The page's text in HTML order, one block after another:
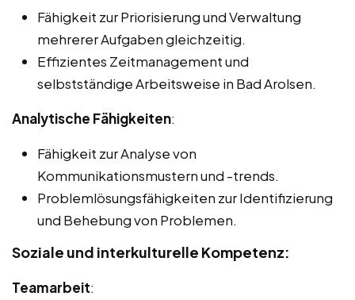
Fähigkeit zur Priorisierung und Verwaltung
mehrerer Aufgaben gleichzeitig.
Effizientes Zeitmanagement und
selbstständige Arbeitsweise in Bad Arolsen.
Analytische Fähigkeiten:
Fähigkeit zur Analyse von
Kommunikationsmustern und -trends.
Problemlösungsfähigkeiten zur Identifizierung
und Behebung von Problemen.
Soziale und interkulturelle Kompetenz:
Teamarbeit: